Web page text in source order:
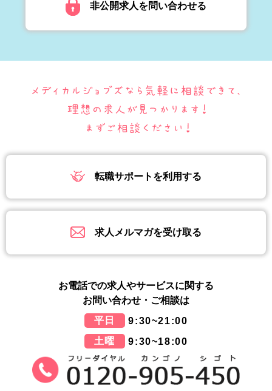
非公開求人を問い合わせる
転職サポートを利用する
求人メルマガを受け取る
お電話での求人やサービスに関する
お問い合わせ・ご相談は
平日
9:30~21:00
土曜
9:30~18:00